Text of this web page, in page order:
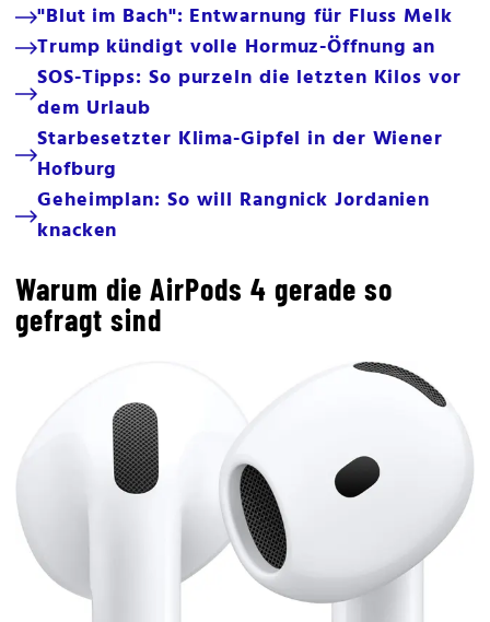
"Blut im Bach": Entwarnung für Fluss Melk
Trump kündigt volle Hormuz-Öffnung an
SOS-Tipps: So purzeln die letzten Kilos vor
dem Urlaub
Starbesetzter Klima-Gipfel in der Wiener
Hofburg
Geheimplan: So will Rangnick Jordanien
knacken
Warum die AirPods 4 gerade so
gefragt sind